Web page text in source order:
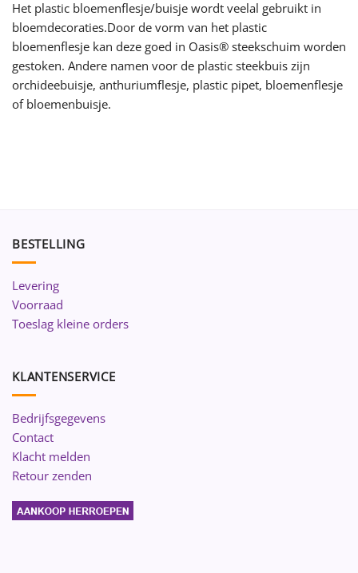
Het plastic bloemenflesje/buisje wordt veelal gebruikt in
bloemdecoraties.Door de vorm van het plastic
bloemenflesje kan deze goed in Oasis® steekschuim worden
gestoken. Andere namen voor de plastic steekbuis zijn
orchideebuisje, anthuriumflesje, plastic pipet, bloemenflesje
of bloemenbuisje.
BESTELLING
Levering
Voorraad
Toeslag kleine orders
KLANTENSERVICE
Bedrijfsgegevens
Contact
Klacht melden
Retour zenden